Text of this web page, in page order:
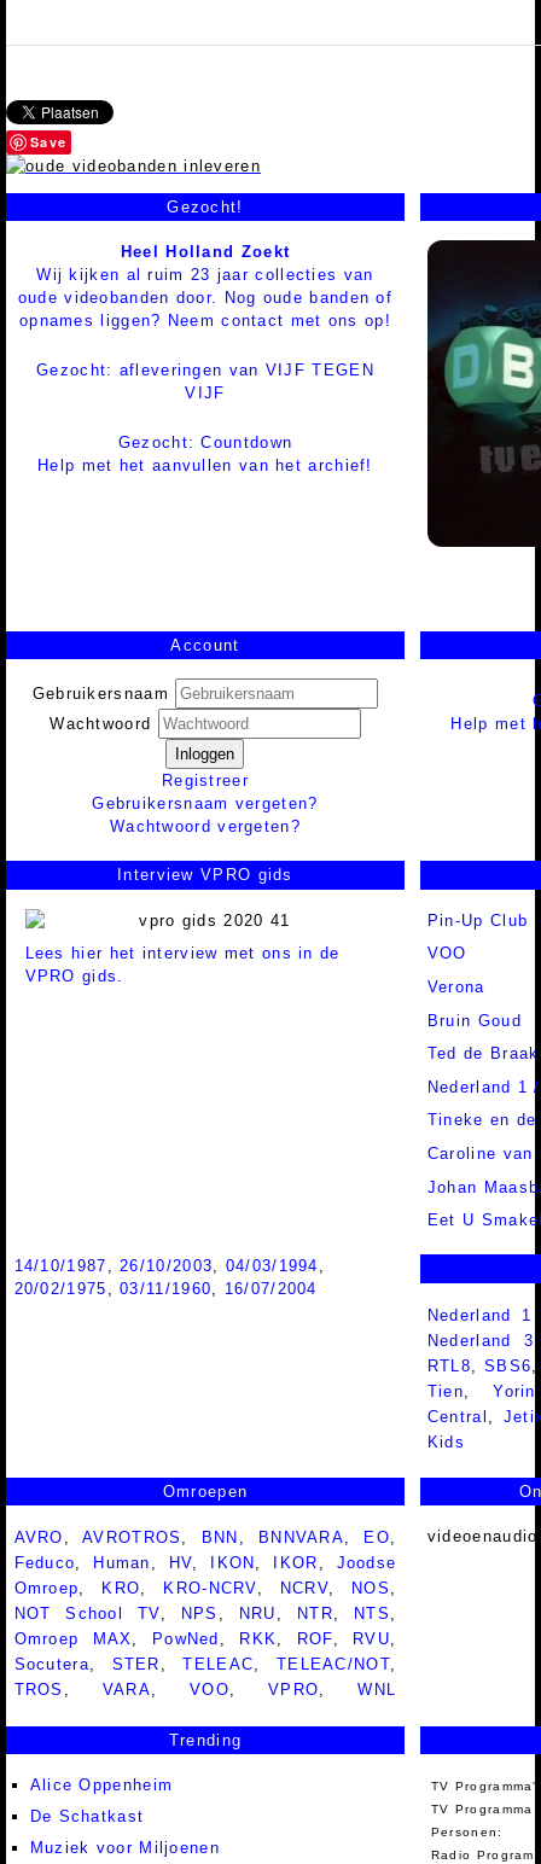
Save
Gezocht!
Heel Holland Zoekt
Wij kijken al ruim 23 jaar collecties van
oude videobanden door. Nog oude banden of
opnames liggen? Neem contact met ons op!
Gezocht: afleveringen van VIJF TEGEN
VIJF
Gezocht: Countdown
Help met het aanvullen van het archief!
Account
Gebruikersnaam
Wachtwoord
Inloggen
Registreer
Gebruikersnaam vergeten?
Wachtwoord vergeten?
Help met
Interview VPRO gids
Lees hier het interview met ons in de
VPRO gids.
Pin-Up Club
VOO
Verona
Bruin Goud
Ted de Braak
Nederland 1
Tineke en de
Caroline van
Johan
Eet U
14/10/1987 ,26/10/2003, 04/03/1994 ,
20/02/1975 ,03/11/1960, 16/07/2004
Nederland
Nederland
RTL8 ,SBS6
Tien ,Yorin
Central
Kids
Omroepen
AVRO ,AVROTROS , BNN , BNNVARA, EO,
Feduco, Human , HV, IKON , IKOR , Joodse
Omroep, KRO, KRO-NCRV, NCRV, NOS ,
NOT School TV, NPS , NRU , NTR, NTS ,
Omroep MAX, PowNed , RKK, ROF, RVU,
Socutera, STER ,TELEAC, TELEAC/NOT,
TROS , VARA,VOO,VPRO,WNL
Trending
Alice Oppenheim
De Schatkast
Muziek voor Miljoenen
TV
TV Programma
Personen:
Radio